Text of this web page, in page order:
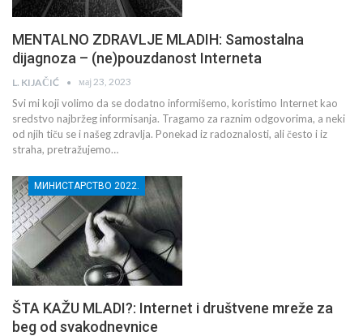
MENTALNO ZDRAVLJE MLADIH: Samostalna
dijagnoza – (ne)pouzdanost Interneta
L. KIJAČIĆ мај 23, 2023
Svi mi koji volimo da se dodatno informišemo, koristimo Internet kao
sredstvo najbržeg informisanja. Tragamo za raznim odgovorima, a neki
od njih tiču se i našeg zdravlja. Ponekad iz radoznalosti, ali često i iz
straha, pretražujemo…
МИНИСТАРСТВО 2022.
ŠTA KAŽU MLADI?: Internet i društvene mreže za
beg od svakodnevnice